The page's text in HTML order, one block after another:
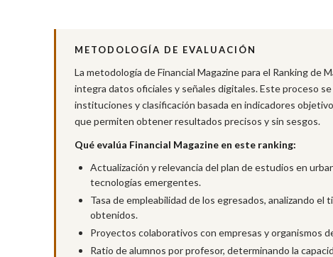
METODOLOGÍA DE EVALUACIÓN
La metodología de Financial Magazine para el Ranking
integra datos oficiales y señales digitales. Este proceso
instituciones y clasificación basada en indicadores
que permiten obtener resultados precisos y sin sesgos.
Qué evalúa Financial Magazine en este ranking:
Actualización y relevancia del plan de estudios en
tecnologías emergentes.
Tasa de empleabilidad de los egresados, analizando
obtenidos.
Proyectos colaborativos con empresas y organismos
Ratio de alumnos por profesor, determinando la